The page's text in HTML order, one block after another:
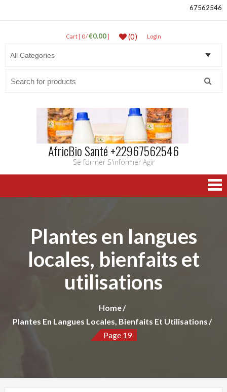
67562546
Cart [ 0 /€0.00] (0) LogIn
AfricBio Santé +22967562546
Se former S'informer Agir
Plantes en langues
locales, bienfaits et
utilisations
Home
Plantes En Langues Locales, Bienfaits Et Utilisations
Page 19